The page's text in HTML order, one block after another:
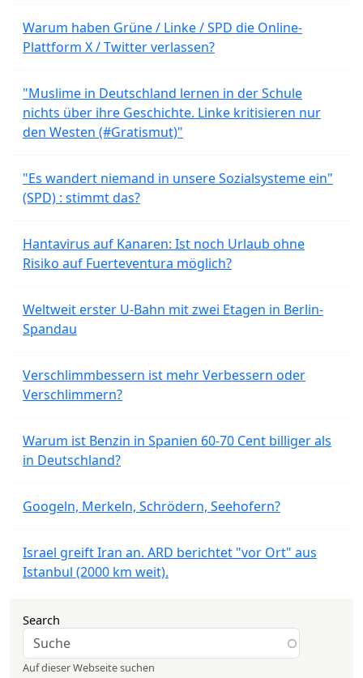
Warum haben Grüne / Linke / SPD die Online-
Plattform X / Twitter verlassen?
"Muslime in Deutschland lernen in der Schule
nichts über ihre Geschichte. Linke kritisieren nur
den Westen (#Gratismut)"
"Es wandert niemand in unsere Sozialsysteme ein"
(SPD) : stimmt das?
Hantavirus auf Kanaren: Ist noch Urlaub ohne
Risiko auf Fuerteventura möglich?
Weltweit erster U-Bahn mit zwei Etagen in Berlin-
Spandau
Verschlimmbessern ist mehr Verbessern oder
Verschlimmern?
Warum ist Benzin in Spanien 60-70 Cent billiger als
in Deutschland?
Googeln, Merkeln, Schrödern, Seehofern?
Israel greift Iran an. ARD berichtet "vor Ort" aus
Istanbul (2000 km weit).
Search
Auf dieser Webseite suchen